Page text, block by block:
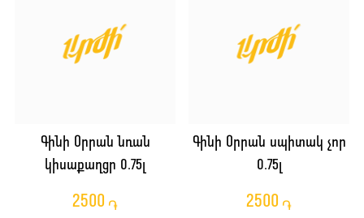
Գինի Օրրան նռան
կիսաքաղցր 0.75լ
2500 ֏
Գինի Օրրան սպիտակ չոր
0.75լ
2500 ֏